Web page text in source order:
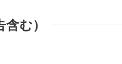
む）